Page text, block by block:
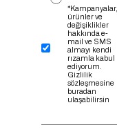
*Kampanyalar,
ürünler ve
değişiklikler
hakkında e-
mail ve SMS
almayı kendi
rızamla kabul
ediyorum.
Gizlilik
sözleşmesine
buradan
ulaşabilirsin